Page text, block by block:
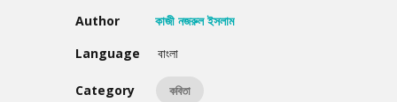
Author
কাজী নজরুল ইসলাম
Language
বাংলা
Category কবিতা